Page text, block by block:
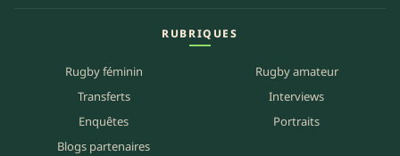
RUBRIQUES
Rugby féminin
Rugby amateur
Transferts
Interviews
Enquêtes
Portraits
Blogs partenaires